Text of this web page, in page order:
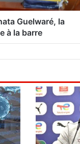
Guelwaré, la
à la barre